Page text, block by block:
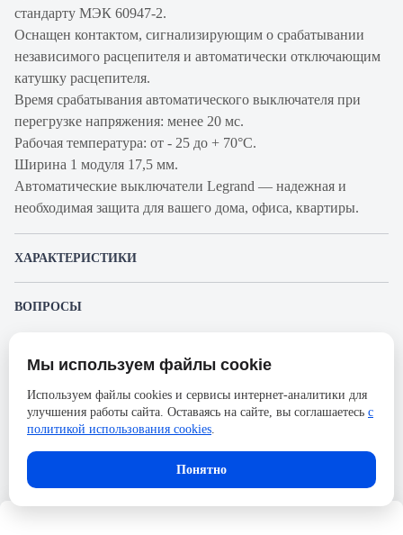
стандарту МЭК 60947-2.
Оснащен контактом, сигнализирующим о срабатывании
независимого расцепителя и автоматически отключающим
катушку расцепителя.
Время срабатывания автоматического выключателя при
перегрузке напряжения: менее 20 мс.
Рабочая температура: от - 25 до + 70°С.
Ширина 1 модуля 17,5 мм.
Автоматические выключатели Legrand — надежная и
необходимая защита для вашего дома, офиса, квартиры.
ХАРАКТЕРИСТИКИ
Номинальный ток
13А
Напряжение, В
ВОПРОСЫ
Пожалуйста, авторизуйтесь, чтобы иметь
возможность оставлять вопросы.
Представленные изображения и характеристики могут отличаться от реального
без предварительного уведомления. Компания АйДистрибьют не несёт
ответственности в случае не соответствия текущей модели товаров фотографиям,
размещённым в карточке товара.
Мы используем файлы cookie
Используем файлы cookies и сервисы интернет-аналитики для
улучшения работы сайта. Оставаясь на сайте, вы соглашаетесь с
политикой использования cookies.
Понятно